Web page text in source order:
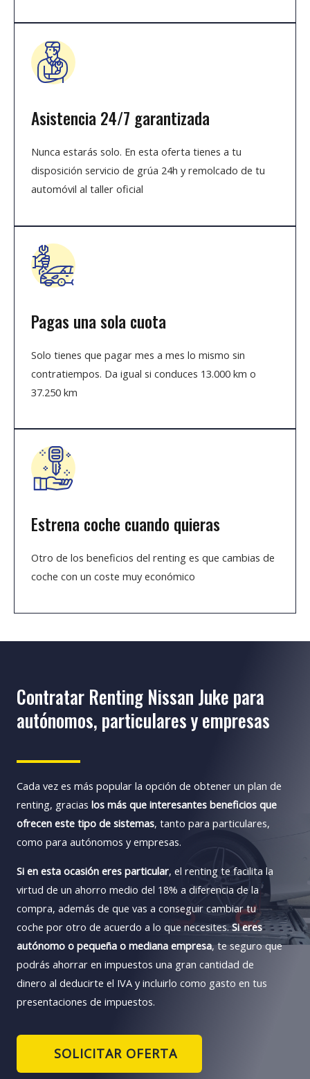
Asistencia 24/7 garantizada
Nunca estarás solo. En esta oferta tienes a tu
disposición servicio de grúa 24h y remolcado de tu
automóvil al taller oficial
Pagas una sola cuota
Solo tienes que pagar mes a mes lo mismo sin
contratiempos. Da igual si conduces 13.000 km o
37.250 km
Estrena coche cuando quieras
Otro de los beneficios del renting es que cambias de
coche con un coste muy económico
Contratar Renting Nissan Juke para
autónomos, particulares y empresas
Cada vez es más popular la opción de obtener un plan de
renting, gracias los más que interesantes beneficios que
ofrecen este tipo de sistemas, tanto para particulares,
como para autónomos y empresas.
Si en esta ocasión eres particular, el renting te facilita la
virtud de un ahorro medio del 18% a diferencia de la
compra, además de que vas a conseguir cambiar tu
coche por otro de acuerdo a lo que necesites.Si eres
autónomo o pequeña o mediana empresa, te seguro que
podrás ahorrar en impuestos una gran cantidad de
dinero al deducirte el IVA y incluirlo como gasto en tus
presentaciones de impuestos.
SOLICITAR OFERTA